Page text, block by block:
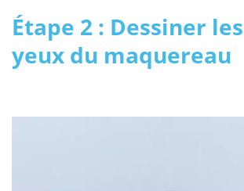
Étape 2 : Dessiner
yeux du maquereau